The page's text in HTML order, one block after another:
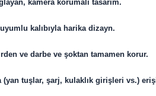
kamera korumalı tasarım.
kalıbıyla harika dizayn.
ve darbe ve şoktan tamamen korur.
(yan tuşlar, şarj, kulaklık girişleri vs.)